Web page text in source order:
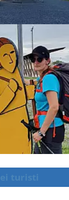
turisti